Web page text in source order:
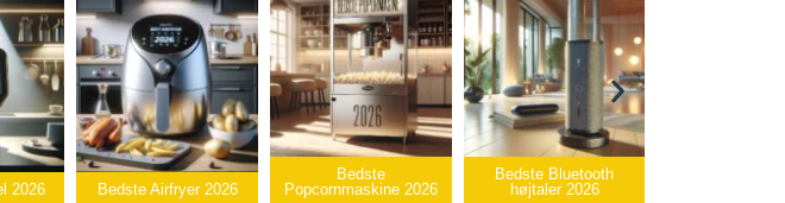
Airfryer 2026
Bedste
Popcornmaskine 2026
Bedste Bluetooth
højtaler 2026
Bedste infrarøde
varmepude 2026